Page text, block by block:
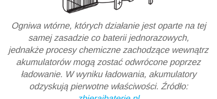
Ogniwa wtórne, których działanie jest oparte na tej
samej zasadzie co baterii jednorazowych,
jednakże procesy chemiczne zachodzące wewnątrz
akumulatorów mogą zostać odwrócone poprzez
ładowanie. W wyniku ładowania, akumulatory
odzyskują pierwotne właściwości. Źródło: